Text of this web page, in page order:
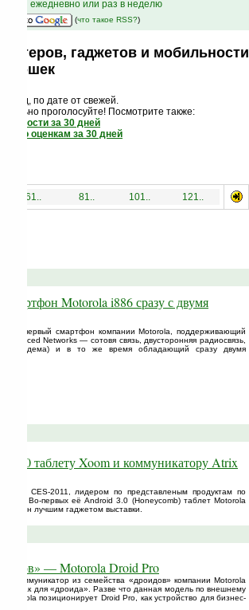
email ежедневно или раз в неделю
(что такое RSS?)
гаджетов и мобильности
по дате от свежей.
проголосуйте! Посмотрите также:
новости за 30 дней
по оценкам за 30 дней
61.. 81.. 101.. 121..
смартфон Motorola i886 сразу с двумя
первый смартфон компании Motorola, поддерживающий
Networks — сотовя связь, двусторонняя радиосвязь,
модема) и в то же время обладающий сразу двумя
3.0 таблету Xoom и коммуникатору Atrix
CES-2011, лидером по представленым продуктам по
Во-первых её Android 3.0 (Honeycomb) таблет Motorola
лучшим гаджетом выставки.
— Motorola Droid Pro
коммуникатор из семейства «дроидов» компании Motorola
как для «дроида». Разве что данная модель по внешнему
Motorola позиционирует Droid Pro, как устройство для бизнес-